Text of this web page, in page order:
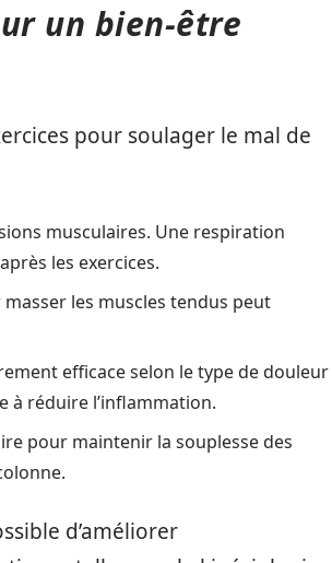
un bien-être
pour soulager le mal de
musculaires. Une respiration
les exercices.
les muscles tendus peut
efficace selon le type de douleur
à réduire l’inflammation.
pour maintenir la souplesse des
d’améliorer